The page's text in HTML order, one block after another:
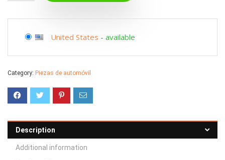
United States - available
Category: Piezas de automóvil
Description
Additional information